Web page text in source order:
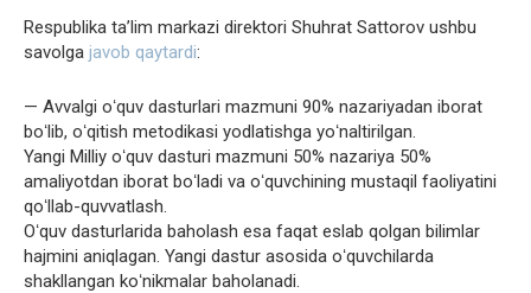
Respublika taʼlim markazi direktori Shuhrat Sattorov ushbu
savolga javob qaytardi:
— Avvalgi oʻquv dasturlari mazmuni 90% nazariyadan iborat
boʻlib, oʻqitish metodikasi yodlatishga yoʻnaltirilgan.
Yangi Milliy oʻquv dasturi mazmuni 50% nazariya 50%
amaliyotdan iborat boʻladi va oʻquvchining mustaqil faoliyatini
qoʻllab-quvvatlash.
Oʻquv dasturlarida baholash esa faqat eslab qolgan bilimlar
hajmini aniqlagan. Yangi dastur asosida oʻquvchilarda
shakllangan koʻnikmalar baholanadi.